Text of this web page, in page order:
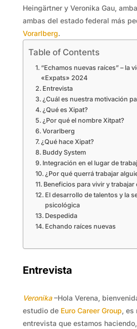
Heingärtner y Veronika Gau,
ambas del estado federal más
Vorarlberg.
Table of Contents
“Echamos nuevas raíces” – la
«Expats» 2024
Entrevista
¿Cuál es nuestra motivación
¿Qué es Xipat?
¿Por qué el nombre Xitpat?
Vorarlberg
¿Qué hace Xipat?
Buddy System
Integración en el lugar de
¿Por qué querrá trabajar
Beneficios para vivir y trabajar
El desarrollo de talentos y la
psicológica
Despedida
Echando raíces nuevas
Entrevista
Veronika –Hola Verena,
estudio de Euro Career Group, es
entrevista que estamos